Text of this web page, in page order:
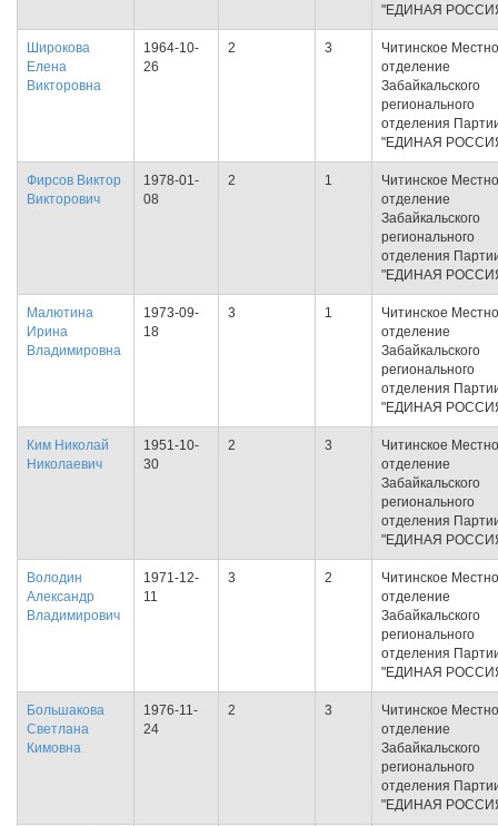
"ЕДИНАЯ
Широкова
Елена
Викторовна
1964-10-
26
2 3
Читинское
отделение
Забайкальского
регионального
отделения
"ЕДИНАЯ
Фирсов Виктор
Викторович
1978-01-
08
2 1
Читинское
отделение
Забайкальского
регионального
отделения
"ЕДИНАЯ
Малютина
Ирина
Владимировна
1973-09-
18
3 1
Читинское
отделение
Забайкальского
регионального
отделения
"ЕДИНАЯ
Ким Николай
Николаевич
1951-10-
30
2 3
Читинское
отделение
Забайкальского
регионального
отделения
"ЕДИНАЯ
Володин
Александр
Владимирович
1971-12-
11
3 2
Читинское
отделение
Забайкальского
регионального
отделения
"ЕДИНАЯ
Большакова
Светлана
Кимовна
1976-11-
24
2 3
Читинское
отделение
Забайкальского
регионального
отделения
"ЕДИНАЯ